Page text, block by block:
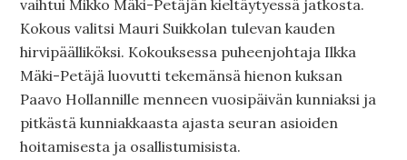
vaihtui Mikko Mäki-Petäjän kieltäytyessä jatkosta.
Kokous valitsi Mauri Suikkolan tulevan kauden
hirvipäälliköksi. Kokouksessa puheenjohtaja Ilkka
Mäki-Petäjä luovutti tekemänsä hienon kuksan
Paavo Hollannille menneen vuosipäivän kunniaksi ja
pitkästä kunniakkaasta ajasta seuran asioiden
hoitamisesta ja osallistumisista.